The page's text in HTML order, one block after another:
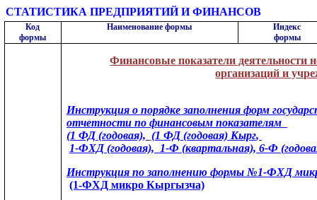
СТАТИСТИКА ПРЕДПРИЯТИЙ И ФИНАНСОВ
Код
формы
Наименование формы
Индекс
формы
Финансовые показатели деятельности
организаций и
Инструкция о порядке заполнения форм
отчетности по финансовым показателям
(1 ФД (годовая), (1 ФД (годовая) Кырг,
1-ФХД (годовая), 1-Ф (квартальная), 6-Ф
Инструкция по заполнению формы №1-ФХД
(1-ФХД микро Кыргызча)